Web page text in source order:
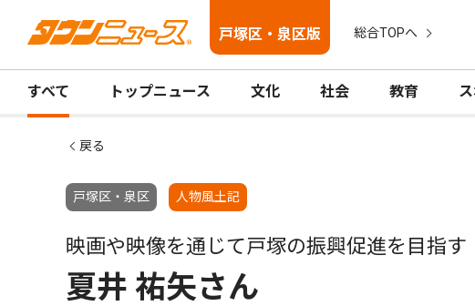
戸塚区・泉区版 総合TOPへ
すべて トップニュース 文化 社会 教育
戻る
戸塚区・泉区 人物風土記
映画や映像を通じて戸塚の振興促進を目指
夏井 祐矢さん